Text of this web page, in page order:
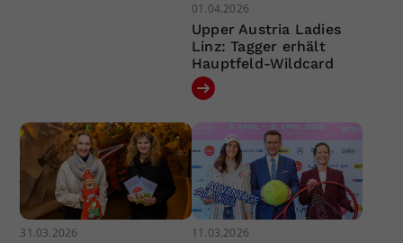
01.04.2026
Upper Austria Ladies
Linz: Tagger erhält
Hauptfeld-Wildcard
31.03.2026 11.03.2026